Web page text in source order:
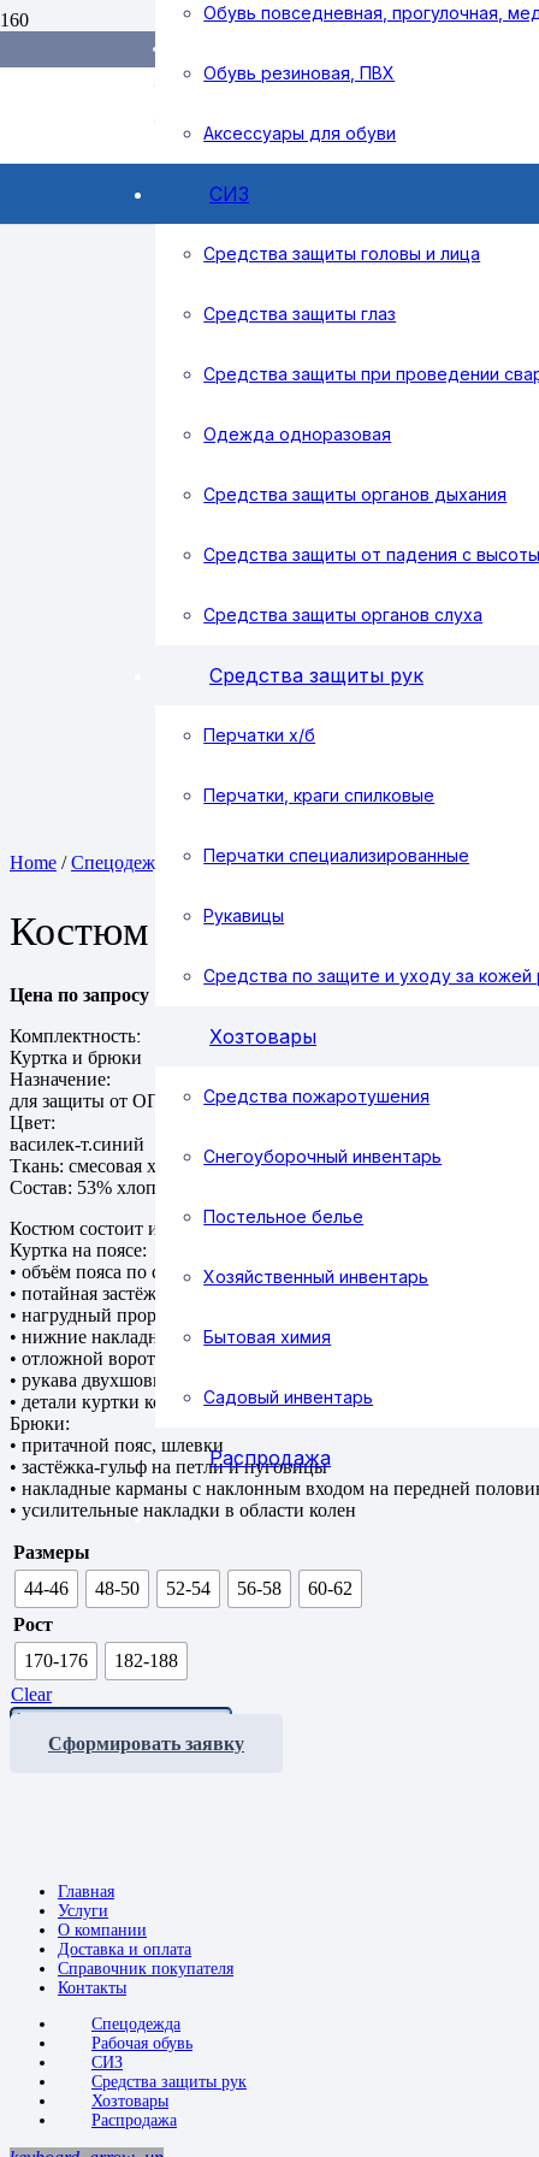
Доставка и оплата
КонтактыПоиск
nursnab@mail.ru
Обувь повседневная, прогулочная,
Обувь резиновая, ПВХ
Аксессуары для обуви
СИЗ
Средства защиты головы и лица
Средства защиты глаз
Средства защиты при проведении
Одежда одноразовая
Средства защиты органов дыхания
Средства защиты от падения с высоты
Средства защиты органов слуха
Средства защиты рук
Перчатки х/б
Перчатки, краги спилковые
Перчатки специализированные
Рукавицы
Средства по защите и уходу за кожей
Хозтовары
Средства пожаротушения
Снегоуборочный инвентарь
Постельное белье
Хозяйственный инвентарь
Бытовая химия
Садовый инвентарь
Распродажа
Home /Спецодежда /Одежда летняя/ Костюм СПЕЦИАЛИСТ-1
Костюм СПЕЦИАЛИСТ-1
Цена по запросу
Комплектность:
Куртка и брюки
Назначение:
для защиты от ОПЗ и МВ
Цвет:
василек-т.синий
Ткань: смесовая хлопкополиэфирная, ВО отделка
Состав: 53% хлопок, 47% полиэфир, плотность 210 г/м²
Костюм состоит из куртки и брюк.
Куртка на поясе:
• объём пояса по спинке регулируется лентой эластичной
• потайная застёжка на пуговицы
• нагрудный прорезной карман с застежкой на молнию
• нижние накладные объёмные карманы с наклонным входом и
• отложной воротник
• рукава двухшовные с манжетами, застёгивающимися на
• детали куртки комбинируются из тканей двух цветов
Брюки:
• притачной пояс, шлевки
• застёжка-гульф на петли и пуговицы
• накладные карманы с наклонным входом на передней
• усилительные накладки в области колен
Размеры
44-46
48-50 52-54 56-58
60-62
Рост
170-176
182-188
Clear
Костюм
СПЕЦИАЛИСТ-1
летний
Сформировать заявку
Главная
Услуги
О компании
Доставка и оплата
Справочник покупателя
Контакты
Спецодежда
Рабочая обувь
СИЗ
Средства защиты рук
Хозтовары
Распродажа